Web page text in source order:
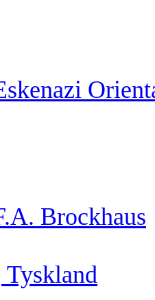
Brockhaus